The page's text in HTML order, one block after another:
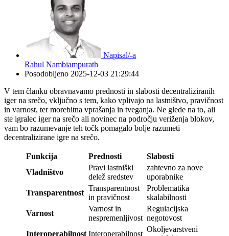
Napisal/-a
Rahul Nambiampurath
Posodobljeno 2025-12-03 21:29:44
V tem članku obravnavamo prednosti in slabosti decentraliziranih
iger na srečo, vključno s tem, kako vplivajo na lastništvo, pravičnost
in varnost, ter morebitna vprašanja in tveganja. Ne glede na to, ali
ste igralec iger na srečo ali novinec na področju veriženja blokov,
vam bo razumevanje teh točk pomagalo bolje razumeti
decentralizirane igre na srečo.
Funkcija Prednosti
Slabosti
Vladništvo
Pravi lastniški
delež sredstev
zahtevno za nove
uporabnike
Transparentnost
Transparentnost
in pravičnost
Problematika
skalabilnosti
Varnost
Varnost in
nespremenljivost
Regulacijska
negotovost
Interoperabilnost Interoperabilnost
Okoljevarstveni